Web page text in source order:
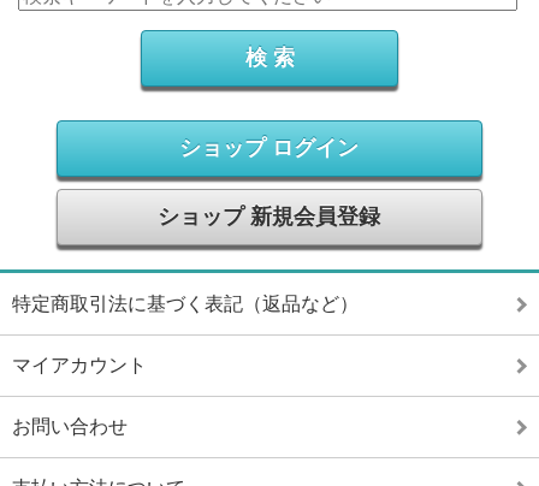
ショップ ログイン
ショップ 新規会員登録
特定商取引法に基づく表記（返品など）
マイアカウント
お問い合わせ